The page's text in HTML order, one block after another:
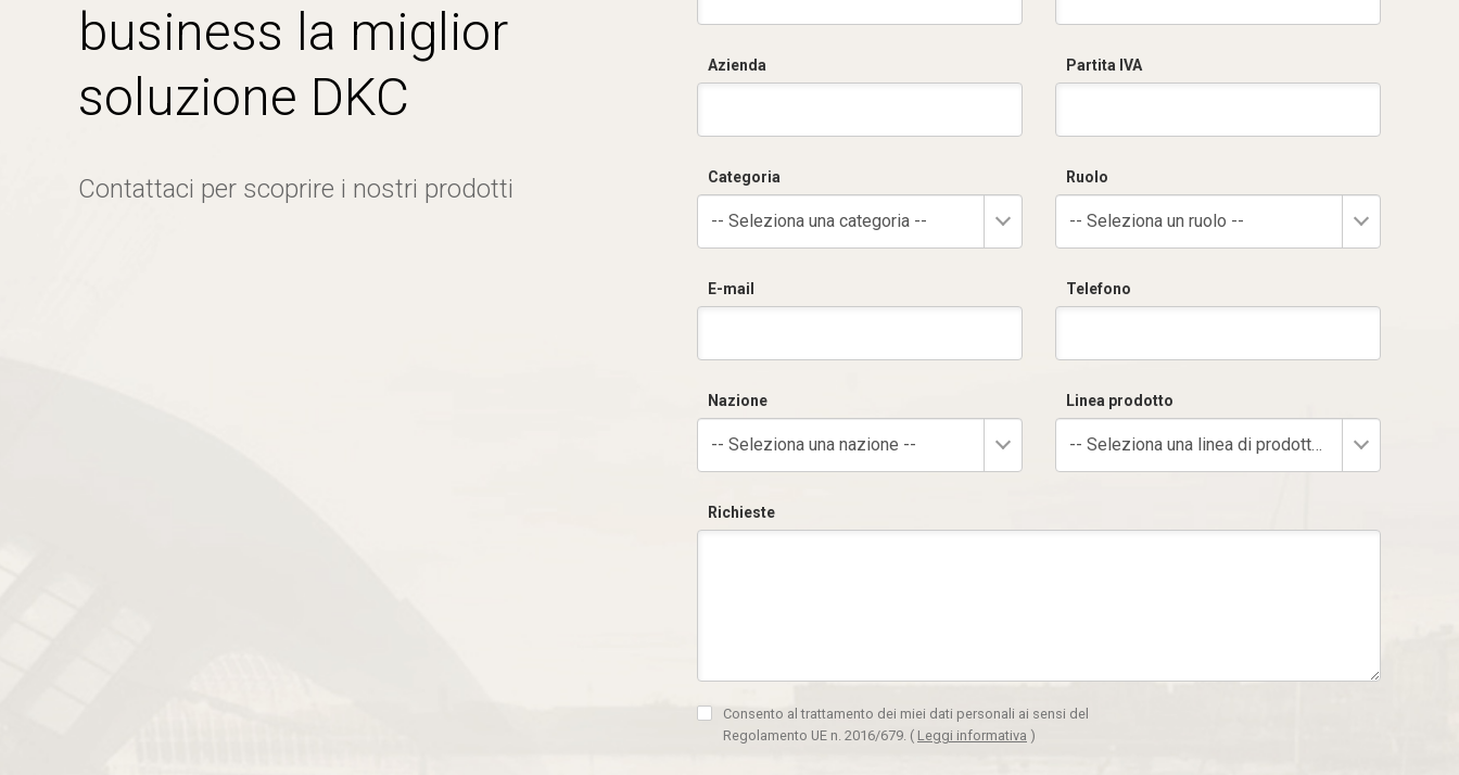
business la miglior
soluzione DKC
Contattaci per scoprire i nostri prodotti
Azienda Partita IVA
Categoria
-- Seleziona una categoria --
Ruolo
-- Seleziona un ruolo --
E-mail Telefono
Nazione
-- Seleziona una nazione --
Linea prodotto
-- Seleziona una linea di prodotto --
Richieste
Consento al trattamento dei miei dati personali ai sensi del
Regolamento UE n. 2016/679. ( Leggi informativa )